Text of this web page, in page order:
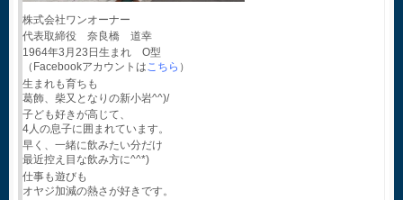
株式会社ワンオーナー
代表取締役 奈良橋 道幸
1964年3月23日生まれ O型
（Facebookアカウントはこちら ）
生まれも育ちも
葛飾、柴又となりの新小岩^^)/
子ども好きが高じて、
4人の息子に囲まれています。
早く、一緒に飲みたい分だけ
最近控え目な飲み方に^^*)
仕事も遊びも
オヤジ加減の熱さが好きです。